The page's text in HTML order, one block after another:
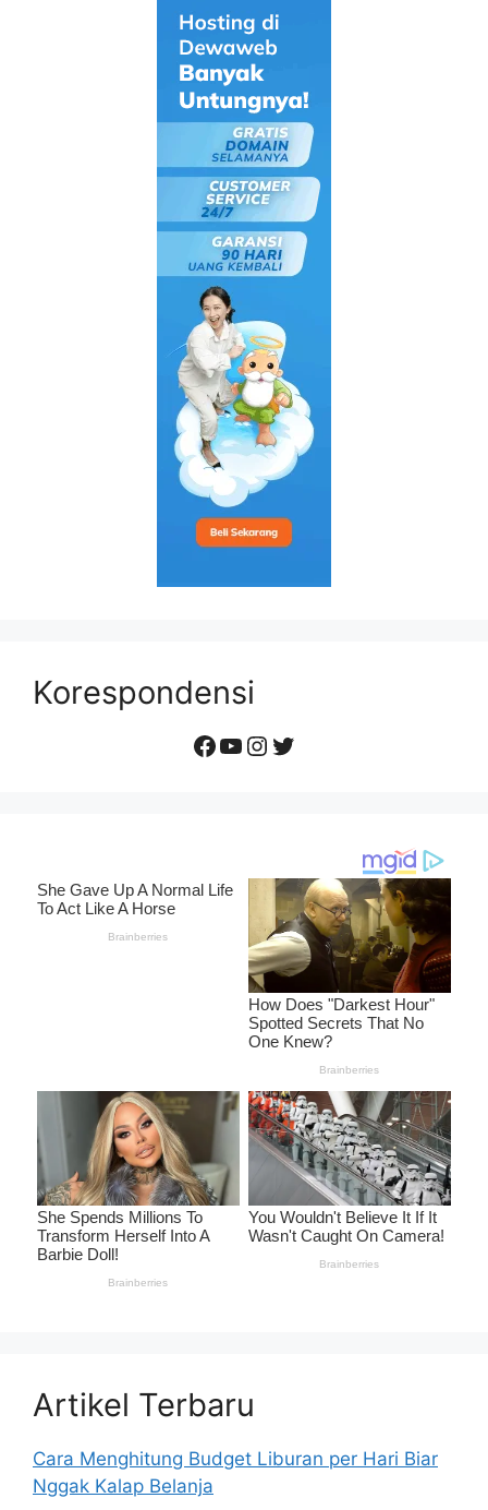
Korespondensi
Facebook
YouTube
Instagram
Twitter
Artikel Terbaru
Cara Menghitung Budget Liburan per Hari Biar
Nggak Kalap Belanja